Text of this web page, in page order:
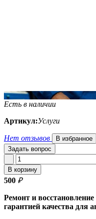
Есть в наличии
Артикул:Услуги
Нет отзывов
В избранное
Задать вопрос
В корзину
500 ₽
Ремонт и
гарантией качества для